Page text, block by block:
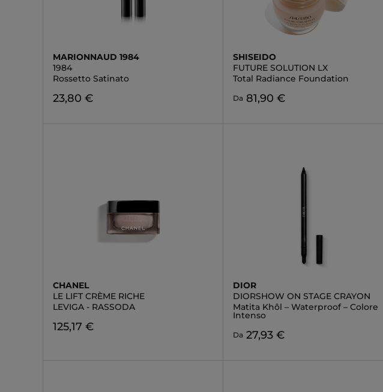
MARIONNAUD 1984
1984
Rossetto Satinato
23,80 €
SHISEIDO
FUTURE SOLUTION LX
Total Radiance Foundation
Da 81,90 €
CHANEL
LE LIFT CRÈME RICHE
LEVIGA - RASSODA
125,17 €
DIOR
DIORSHOW ON STAGE CRAYON
Matita Khôl – Waterproof – Colore
Intenso
Da 27,93 €